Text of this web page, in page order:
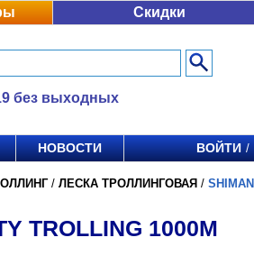
Скидки
без выходных
НОВОСТИ ВОЙТИ /
/ ЛЕСКА ТРОЛЛИНГОВАЯ /
TROLLING 1000М